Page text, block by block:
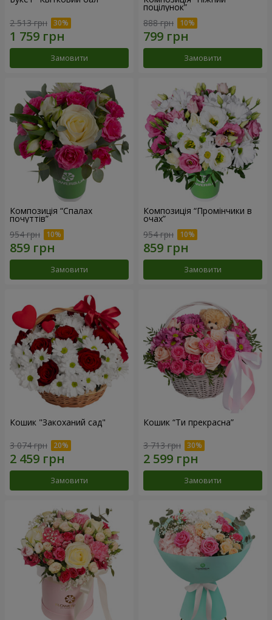
2 513 грн
Замовити
поцілунок”
888 грн
Замовити
Композиція “Спалах
почуттів”
954 грн
Замовити
Композиція “Промінчики в
очах”
954 грн
Замовити
Кошик "Закоханий сад"
3 074 грн
Замовити
Кошик “Ти прекрасна”
3 713 грн
Замовити